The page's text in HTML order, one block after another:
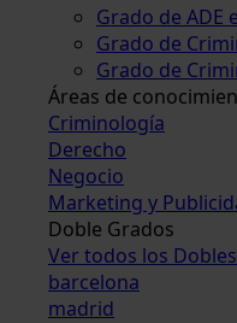
Grado de ADE
Grado de
Grado de
Áreas de
Criminología
Derecho
Negocio
Marketing y
Doble Grados
Ver todos los
barcelona
madrid